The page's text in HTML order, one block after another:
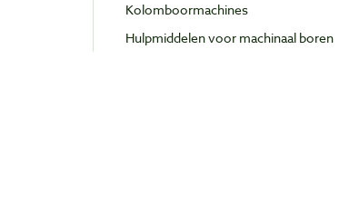
Kolomboormachines
Hulpmiddelen voor machinaal boren